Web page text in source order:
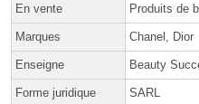
En vente Produits de
Marques Chanel, Dior
Enseigne Beauty
Forme juridique SARL